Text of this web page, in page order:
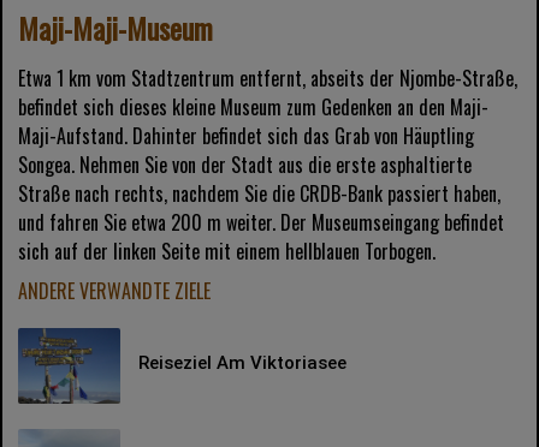
Maji-Maji-Museum
Etwa 1 km vom Stadtzentrum entfernt, abseits der Njombe-Straße,
befindet sich dieses kleine Museum zum Gedenken an den Maji-
Maji-Aufstand. Dahinter befindet sich das Grab von Häuptling
Songea. Nehmen Sie von der Stadt aus die erste asphaltierte
Straße nach rechts, nachdem Sie die CRDB-Bank passiert haben,
und fahren Sie etwa 200 m weiter. Der Museumseingang befindet
sich auf der linken Seite mit einem hellblauen Torbogen.
ANDERE VERWANDTE ZIELE
Reiseziel Am Viktoriasee